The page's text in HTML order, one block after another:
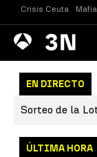
Crisis Ceuta
Antena
3 Noticias
EN DIRECTO
Sorteo de la
ÚLTIMA HORA